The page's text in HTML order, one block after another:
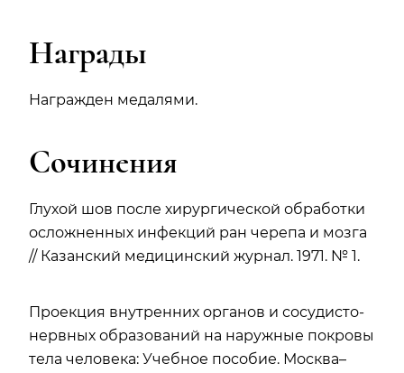
Награды
Награжден медалями.
Сочинения
Глухой шов после хирургической обработки
осложненных инфекций ран черепа и мозга
// Казанский медицинский журнал. 1971. № 1.
Проекция внутренних органов и сосудисто-
нервных образований на наружные покровы
тела человека: Учебное пособие. Москва–